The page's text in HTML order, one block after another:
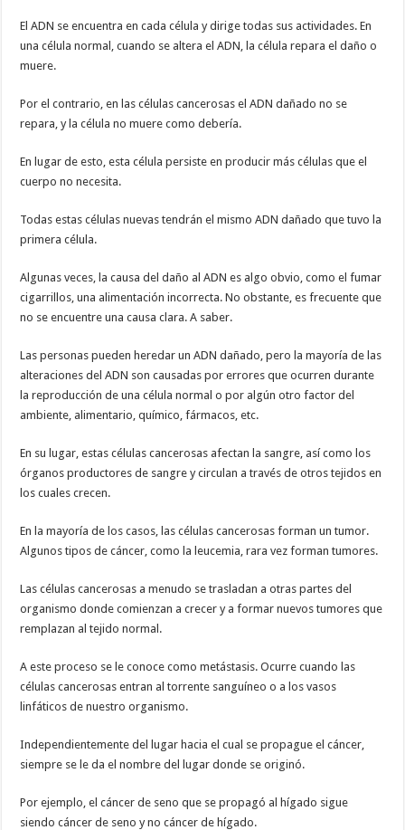
El ADN se encuentra en cada célula y dirige todas sus actividades. En
una célula normal, cuando se altera el ADN, la célula repara el daño o
muere.
Por el contrario, en las células cancerosas el ADN dañado no se
repara, y la célula no muere como debería.
En lugar de esto, esta célula persiste en producir más células que el
cuerpo no necesita.
Todas estas células nuevas tendrán el mismo ADN dañado que tuvo la
primera célula.
Algunas veces, la causa del daño al ADN es algo obvio, como el fumar
cigarrillos, una alimentación incorrecta. No obstante, es frecuente que
no se encuentre una causa clara. A saber.
Las personas pueden heredar un ADN dañado, pero la mayoría de las
alteraciones del ADN son causadas por errores que ocurren durante
la reproducción de una célula normal o por algún otro factor del
ambiente, alimentario, químico, fármacos, etc.
En su lugar, estas células cancerosas afectan la sangre, así como los
órganos productores de sangre y circulan a través de otros tejidos en
los cuales crecen.
En la mayoría de los casos, las células cancerosas forman un tumor.
Algunos tipos de cáncer, como la leucemia, rara vez forman tumores.
Las células cancerosas a menudo se trasladan a otras partes del
organismo donde comienzan a crecer y a formar nuevos tumores que
remplazan al tejido normal.
A este proceso se le conoce como metástasis. Ocurre cuando las
células cancerosas entran al torrente sanguíneo o a los vasos
linfáticos de nuestro organismo.
Independientemente del lugar hacia el cual se propague el cáncer,
siempre se le da el nombre del lugar donde se originó.
Por ejemplo, el cáncer de seno que se propagó al hígado sigue
siendo cáncer de seno y no cáncer de hígado.